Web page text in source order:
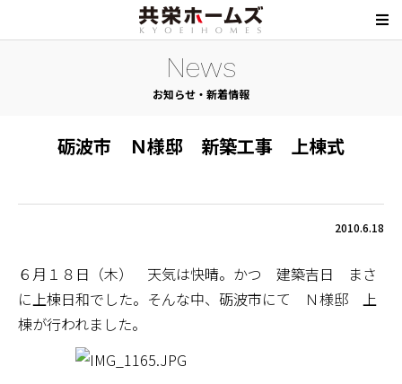
News
お知らせ・新着情報
砺波市 Ｎ様邸 新築工事 上棟式
2010.6.18
６月１８日（木） 天気は快晴。かつ 建築吉日 まさ
に上棟日和でした。そんな中、砺波市にて Ｎ様邸 上
棟が行われました。